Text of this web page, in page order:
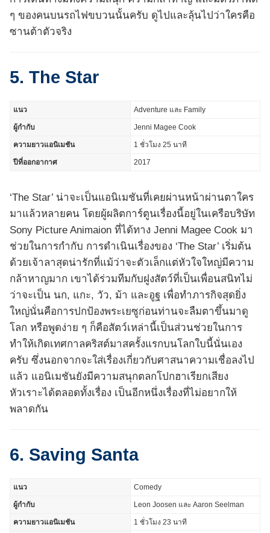
ๆ ของคนบนรถไฟขบวนนั้นครับ ดูไปและลุ้นไปว่าใครคือ
ซานต้าตัวจริง
5. The Star
แนว Adventure และ Family
ผู้กำกับ Jenni Magee Cook
ความยาวแอนิเมชัน 1 ชั่วโมง 25 นาที
ปีที่ออกอากาศ 2017
‘The Star’ น่าจะเป็นแอนิเมชันที่เคยผ่านหน้าผ่านตาใคร
มาแล้วหลายคน โดยผู้ผลิตการ์ตูนเรื่องนี้อยู่ในเครือบริษัท
Sony Picture Animaion ที่ได้ทาง Jenni Magee Cook มา
ช่วยในการกำกับ การดำเนินเรื่องของ ‘The Star’ เริ่มต้น
ด้วยเจ้าลาสุดน่ารักที่แม้ว่าจะตัวเล็กแต่หัวใจใหญ่มีความ
กล้าหาญมาก เขาได้ร่วมทีมกับฝูงสัตว์ที่เป็นเพื่อนสนิทไม่
ว่าจะเป็น นก, แกะ, วัว, ม้า และอูฐ เพื่อทำภารกิจสุดยิ่ง
ใหญ่นั่นคือการปกป้องพระเยซูก่อนท่านจะลืมตาขึ้นมาดู
โลก หรือพูดง่าย ๆ ก็คือสัตว์เหล่านี้เป็นส่วนช่วยในการ
ทำให้เกิดเทศกาลคริสต์มาสครั้งแรกบนโลกใบนี้นั่นเอง
ครับ ซึ่งนอกจากจะใส่เรื่องเกี่ยวกับศาสนาความเชื่อลงไป
แล้ว แอนิเมชันยังมีความสนุกตลกโปกฮาเรียกเสียง
หัวเราะได้ตลอดทั้งเรื่อง เป็นอีกหนึ่งเรื่องที่ไม่อยากให้
พลาดกัน
6. Saving Santa
แนว Comedy
ผู้กำกับ Leon Joosen และ Aaron Seelman
ความยาวแอนิเมชัน 1 ชั่วโมง 23 นาที